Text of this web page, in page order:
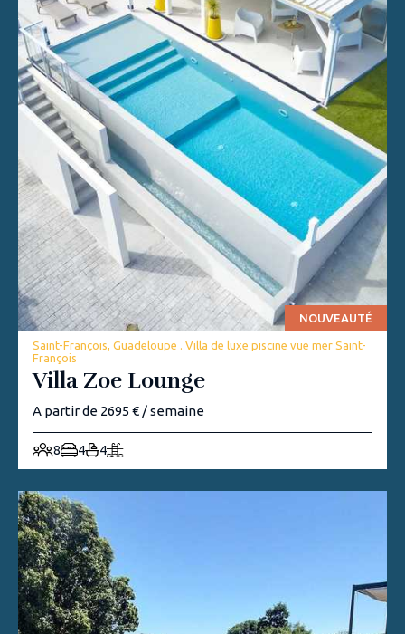
NOUVEAUTÉ
Saint-François, Guadeloupe . Villa de luxe piscine vue mer Saint-
François
Villa Zoe Lounge
A partir de 2695 € / semaine
8 4 4